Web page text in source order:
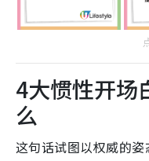
4大惯性开场
么
这句话试图以权威的